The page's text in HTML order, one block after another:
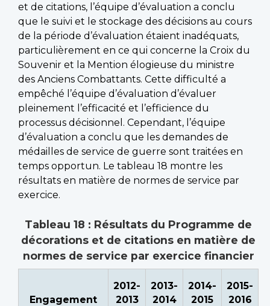
et de citations, l’équipe d’évaluation a conclu
que le suivi et le stockage des décisions au cours
de la période d’évaluation étaient inadéquats,
particulièrement en ce qui concerne la Croix du
Souvenir et la Mention élogieuse du ministre
des Anciens Combattants. Cette difficulté a
empêché l’équipe d’évaluation d’évaluer
pleinement l’efficacité et l’efficience du
processus décisionnel. Cependant, l’équipe
d’évaluation a conclu que les demandes de
médailles de service de guerre sont traitées en
temps opportun. Le tableau 18 montre les
résultats en matière de normes de service par
exercice.
Tableau 18 : Résultats du Programme de
décorations et de citations en matière de
normes de service par exercice financier
Engagement
2012-
2013
2013-
2014
2014-
2015
2015-
2016